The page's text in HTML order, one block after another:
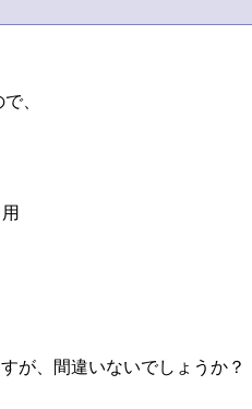
、
が、間違いないでしょうか？